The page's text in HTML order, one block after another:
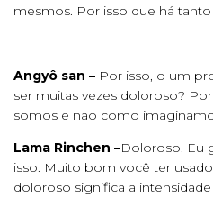
mesmos. Por isso que há
Angyô san – Por isso, o um
ser muitas vezes doloroso?
somos e não como
Lama Rinchen –Doloroso. Eu
isso. Muito bom você ter
doloroso significa a